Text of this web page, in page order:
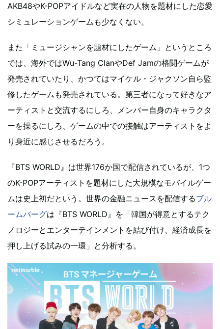
AKB48やK-POPアイドルなど実在の人物を題材にした恋愛
シミュレーションゲームも少なくない。
また「ミュージシャンを題材にしたゲーム」というところ
では、海外ではWu-Tang ClanやDef Jamの格闘ゲームが
発売されていたり、かつてはマイケル・ジャクソン自ら監
修したゲームも発売されている。第三者になって好きなア
ーティストと交流するにしろ、メンバー自身のキャラクタ
ーを操るにしろ、ゲームの中での接触はアーティストをよ
り身近に感じさせるだろう。
『BTS WORLD』は世界176か国で配信されているが、1つ
のK-POPアーティストを題材にした大規模なモバイルゲー
ムは史上初だという。世界の金融ニュースを配信するブル
ームバーグは『BTS WORLD』を「韓国が得意とするテク
ノロジーとエンターテインメントを結び付け、経済成長を
押し上げる試みの一環」と分析する。